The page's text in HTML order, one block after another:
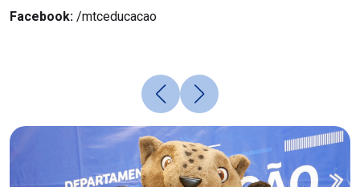
Facebook: /mtceducacao